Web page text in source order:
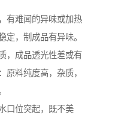
有难闻的异味或加热
定，制成品有异味。
，成品透光性差或有
原料纯度高，杂质，
口位突起，既不美